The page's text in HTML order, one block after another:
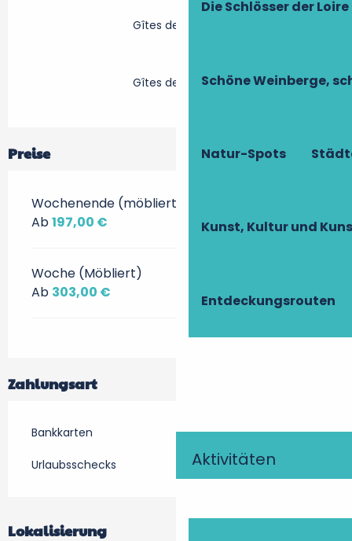
Die Schlösser der Loire
Schöne Weinberge,
Natur-Spots
Kunst, Kultur und
Entdeckungsrouten
Aktivitäten
Gîtes de France
Gîtes de France
Preise
Wochenende (möbliert)
Ab197,00 €
Woche (Möbliert)
Ab 303,00 €
Zahlungsart
Bankkarten
Urlaubsschecks
Lokalisierung